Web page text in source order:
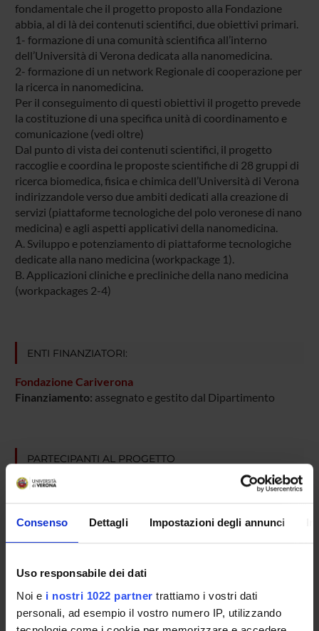
Consenso Dettagli Impostazioni degli annunci
Uso responsabile dei dati
Noi e i nostri 1022 partner trattiamo i vostri dati
personali, ad esempio il vostro numero IP, utilizzando
fondamentale che il progetto proposto alla Fondazione
abbia, al di là dei contenuti scientifici, due obiettivi primari.
1- formazione di una comunità scientifica all’interno
dell’Università di Verona dedicata alla nanomedicina.
2- formazione di un network Regionale di cooperazione per
la ricerca in nanomedicina.
Per il conseguimento di questi obiettivi il progetto prevede
la costituzione di una specifica unità di coordinamento e
comunicazione (vedi oltre)
Dal punto di vista dei contenuti scientifici, il progetto
raccoglie e coordina le proposte scientifiche di 28 gruppi di
ricerca biomedica, fisica e chimica dell’Università di Verona
indirizzandole verso due ambiti dedicati alla creazione di
servizi (piattaforme tecnologiche del polo veronese di nano
medicina) e agli aspetti applicativi della nanomedicina.
A. Sviluppo e potenziamento di piattaforme tecnologiche
dedicate alla nano medicina (workpackage 1).
B. Applicazioni cliniche e precliniche della nano medicina
(workpackages 2-4)
ENTI FINANZIATORI:
Fondazione Cariverona
Finanziamento: assegnato e gestito dal Dipartimento
PARTECIPANTI AL PROGETTO
Marina Bentivoglio
Cultore della materia
Massimo Delledonne
Professore ordinario
Guido Francesco Fumagalli